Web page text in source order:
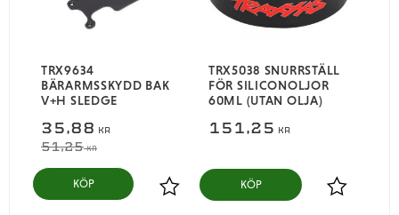
TRX9634
BÄRARMSSKYDD BAK
V+H SLEDGE
35,88 KR
51,25KR
Lägg till i favoriter
TRX5038 SNURRSTÄLL
FÖR SILICONOLJOR
60ML (UTAN OLJA)
151,25 KR
Lägg till i
KÖP